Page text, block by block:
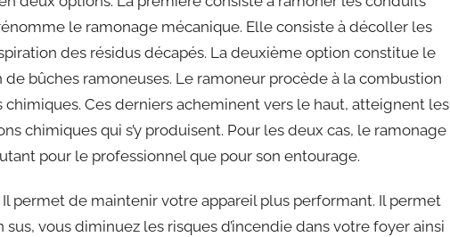
le ramonage mécanique. Elle consiste à décoller les
des résidus décapés. La deuxième option constitue le
bûches ramoneuses. Le ramoneur procède à la combustion
Ces derniers acheminent vers le haut, atteignent les
chimiques qui s’y produisent. Pour les deux cas, le ramonage
pour le professionnel que pour son entourage.
permet de maintenir votre appareil plus performant. Il permet
vous diminuez les risques d’incendie dans votre foyer ainsi